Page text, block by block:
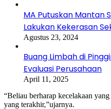
MA Putuskan Mantan
Lakukan Kekerasan
Agustus 23, 2024
Buang Limbah di
Evaluasi Perusahaan
April 11, 2025
“Beliau berharap kecelakaan
yang terakhir,”ujarnya.